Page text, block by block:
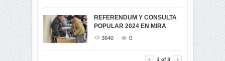
REFERENDUM Y CONSULTA
POPULAR 2024 EN MIRA
3640 0
TRIUNFO DE...
MIRA.EC FUE
GALARDONADA
1 of3